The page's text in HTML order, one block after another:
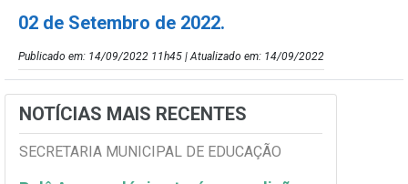
02 de Setembro de 2022.
Publicado em: 14/09/2022 11h45 | Atualizado em: 14/09/2022
NOTÍCIAS MAIS RECENTES
SECRETARIA MUNICIPAL DE EDUCAÇÃO